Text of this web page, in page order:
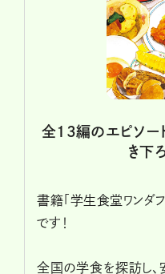
全13編のエピソー
き下
書籍「学生食堂ワンダ
です！
全国の学食を探訪し、